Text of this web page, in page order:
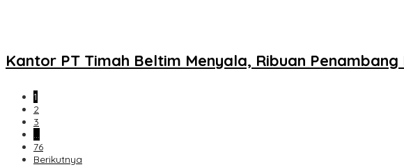
Kantor PT Timah Beltim Menyala, Ribuan
1
2
3
…
76
Berikutnya